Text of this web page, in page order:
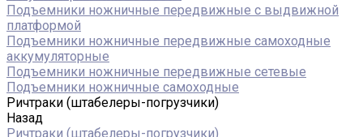
Подъемники ножничные передвижные с выдвижной
платформой
Подъемники ножничные передвижные самоходные
аккумуляторные
Подъемники ножничные передвижные сетевые
Подъемники ножничные самоходные
Ричтраки (штабелеры-погрузчики)
Назад
Ричтраки (штабелеры-погрузчики)